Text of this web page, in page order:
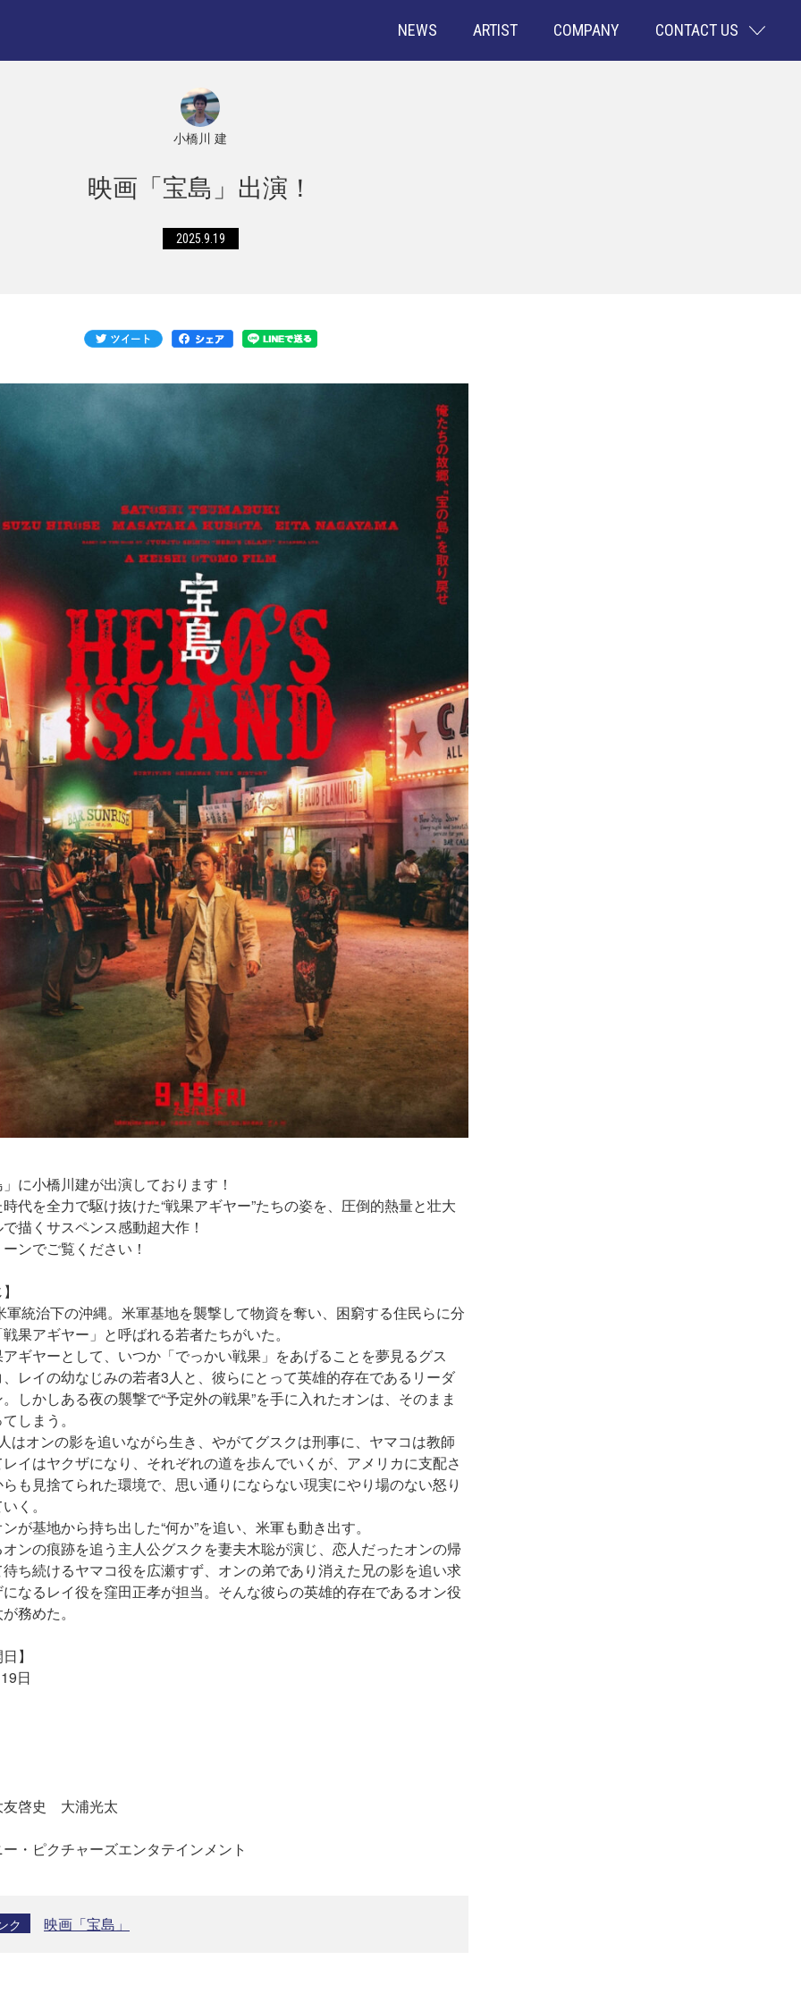
NEWS ARTIST COMPANY CONTACT US
小橋川 建
映画「宝島」出演！
2025.9.19
に小橋川建が出演しております！
代を全力で駆け抜けた“戦果アギヤー”たちの姿を、圧倒的熱量と壮大
描くサスペンス感動超大作！
ンでご覧ください！
軍統治下の沖縄。米軍基地を襲撃して物資を奪い、困窮する住民らに分
果アギヤー」と呼ばれる若者たちがいた。
ギヤーとして、いつか「でっかい戦果」をあげることを夢見るグス
レイの幼なじみの若者3人と、彼らにとって英雄的存在であるリーダ
しかしある夜の襲撃で“予定外の戦果”を手に入れたオンは、そのまま
しまう。
はオンの影を追いながら生き、やがてグスクは刑事に、ヤマコは教師
イはヤクザになり、それぞれの道を歩んでいくが、アメリカに支配さ
も見捨てられた環境で、思い通りにならない現実にやり場のない怒り
く。
が基地から持ち出した“何か”を追い、米軍も動き出す。
ンの痕跡を追う主人公グスクを妻夫木聡が演じ、恋人だったオンの帰
ち続けるヤマコ役を広瀬すず、オンの弟であり消えた兄の影を追い求
なるレイ役を窪田正孝が担当。そんな彼らの英雄的存在であるオン役
務めた。
】
日
啓史 大浦光太
・ピクチャーズエンタテインメント
ク 映画「宝島」